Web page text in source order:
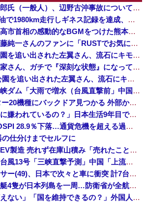
デニー支援の小沢一郎氏（一般人）、辺野古沖事故について「玉城デニー知事の責任ではないが、不幸な出来事を悪宣伝に利用する人がいる」
日産e-power、無給油で1980km走行しギネス記録を達成、無駄な発電や送電ロスなくEVよりエコを証明
【悲報】首相官邸、高市首相の感動的なBGMをつけた熊本訪問の感動ムービーを投稿
人気配信者さん、加藤純一さんのファンに「RUSTでお気に入りの配信者が負けて嫌だよな？空気読めってなるよな？その結果がVCR。お前らVCR向いて...
【動画】広島記念公園を追い出された左翼さん、流石にキモすぎて炎上
【衝撃】みんなで大家さん、ガチで『深刻な状態』になってしまう・・・・
【動画】 広島記念公園を追い出された左翼さん、流石にキモすぎて炎上
中国「大洪水！」三峡ダム「大雨で増水（台風直撃前」中国ダム「緊急放流！」中国鉄道「列車が走行中に流される」中国避難所「支援物資は有料です」謎の勢力「え」→
中国Zbtlink製ルーター20機種にバックドア見つかる 外部から完全制御のおそれ
「中国人ってこんなに嫌われているの？」日本生活9年目で明かす本心！
【韓国株】 7月のKOSPI 28.9％下落…通貨危機を超える過去最大の下げ幅
の仕分けまでセルフに
中国、止められないEV製造 売れず在庫山積み「売れたこと」にして補助金を騙し取る事案を思いつきが横行
中国「台風接近！」台風13号「三峡直撃予測」中国「上流大洪水！（三峡上流」中国都市「8/5の映像（動画」三峡ダム「緊急放流（決壊危機」中国「下流大水害（震え声」→
韓国人インフルエンサー(49)、日本で次々と車に衝突 計7台巻き込み 八王子
中国とロシア海軍艦艇4隻が日本列島を一周…防衛省が全航路を公開！
「あきれてモノが言えない」「国を維持できるの？」外国人の永住許可要件の厳格化で在日中国人の本音は？